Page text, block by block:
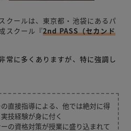
クールは、東京都・池袋にあるパ
スクール『2nd PASS（セカンド
常に多くありますが、特に強調し
直接指導による、他では絶対に得
技経験が身に付く
の資格対策が授業に盛り込まれて